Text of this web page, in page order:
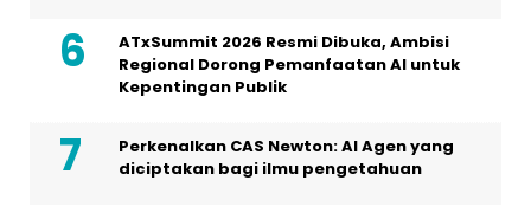
ATxSummit 2026 Resmi Dibuka, Ambisi
Regional Dorong Pemanfaatan AI untuk
Kepentingan Publik
Perkenalkan CAS Newton: AI Agen yang
diciptakan bagi ilmu pengetahuan